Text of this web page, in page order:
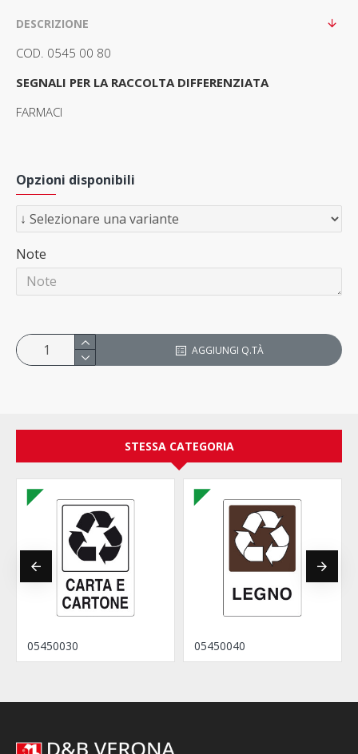
DESCRIZIONE
COD. 0545 00 80
SEGNALI PER LA RACCOLTA DIFFERENZIATA
FARMACI
Opzioni disponibili
Note
AGGIUNGI Q.TÀ
STESSA CATEGORIA
05450030 05450040